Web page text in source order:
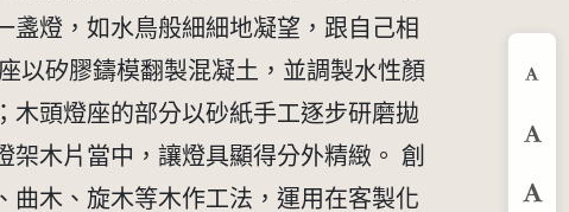
燈，如水鳥般細細地凝望，跟自己相
以矽膠鑄模翻製混凝土，並調製水性顏
木頭燈座的部分以砂紙手工逐步研磨拋
木片當中，讓燈具顯得分外精緻。 創
曲木、旋木等木作工法，運用在客製化